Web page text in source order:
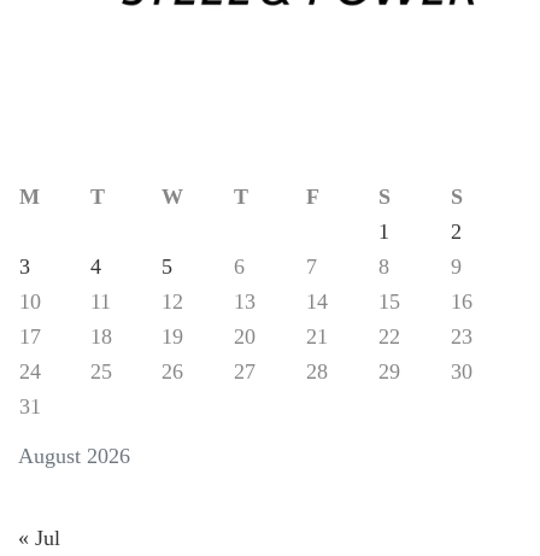
August 2026
M T W T F S
S
1
2
3
4 5 6 7 8
9
10
11 12 13 14 15
16
17
18 19 20 21 22
23
24
25 26 27 28 29
30
31
« Jul